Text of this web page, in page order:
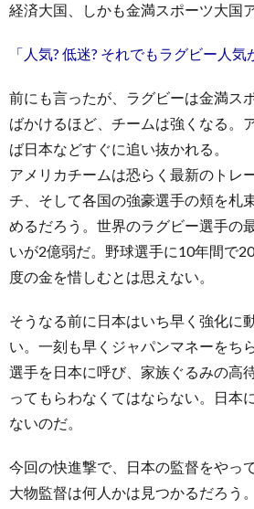
経済大国、しかも金満スポーツ大国
「人気? 低迷? それでもラグビー人気
前にも言ったが、ラグビーは金満ス
ばかけるほど、チームは強くなる。
ば日本などすぐに追い抜かれる。
アメリカチームは恐らく最新のトレ
チ、そして各国の強豪選手の頬を札
めるだろう。世界のラグビー選手の
いが2億弱だ。野球選手に10年間で
度の金を惜しむとは思えない。
そうなる前に日本はいち早く強化に
い。一刻も早くジャパンマネーをち
選手を日本に呼び、家族ぐるみの高
ってもらわなくてはならない。日本
ないのだ。
今回の快進撃で、日本の監督をやっ
大物監督は何人かは見つかるだろう